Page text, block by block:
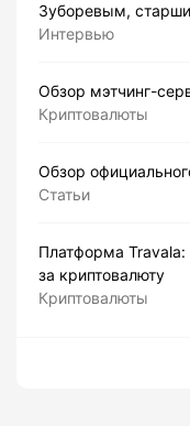
Зуборевым,
Интервью
Обзор мэтчинг-
Криптовалюты
Обзор
Статьи
Платформа
за криптовалюту
Криптовалюты